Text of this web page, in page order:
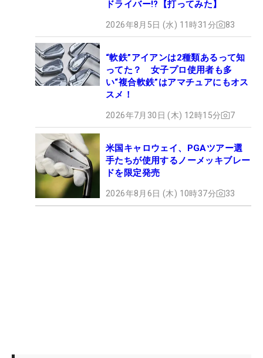
ドライバー!?【打ってみた】
2026年8月5日 (水) 11時31分 83
“軟鉄”アイアンは2種類あるって知
ってた？ 女子プロ使用者も多
い“複合軟鉄”はアマチュアにもオス
スメ！
2026年7月30日 (木) 12時15分 7
米国キャロウェイ、PGAツアー選
手たちが使用するノーメッキブレー
ドを限定発売
2026年8月6日 (木) 10時37分 33